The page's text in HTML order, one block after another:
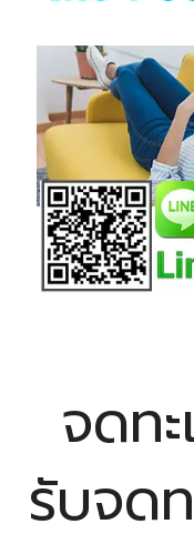
จดท
รับจด